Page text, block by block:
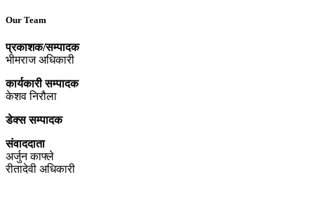
Our Team
प्रकाशक/सम्पादक
भीमराज अधिकारी
कार्यकारी सम्पादक
केशव निरौला
डेक्स सम्पादक
संवाददाता
अर्जुन काफ्ले
रीतादेवी अधिकारी